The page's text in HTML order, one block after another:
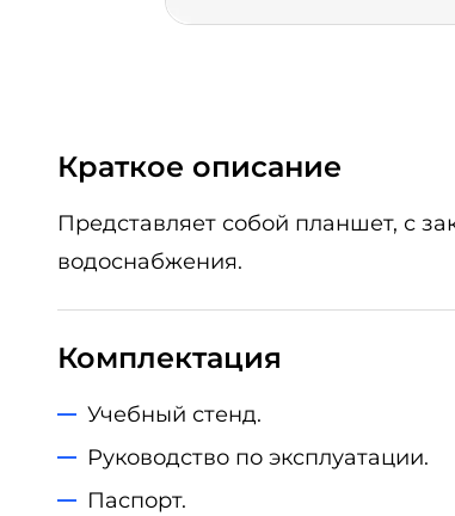
Краткое описание
Представляет собой планшет, с
водоснабжения.
Комплектация
Учебный стенд.
Руководство по эксплуатации.
Паспорт.